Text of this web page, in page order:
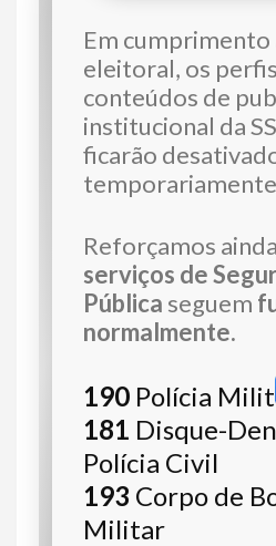
Em cumprimento
eleitoral, os
conteúdos de
institucional da
ficarão
Reforçamos
serviços de
Pública seguem
normalmente.
190 Polícia
181 Disque-
Polícia Civil
193 Corpo de
Militar